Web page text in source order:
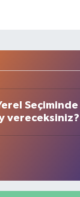
vereceksiniz?